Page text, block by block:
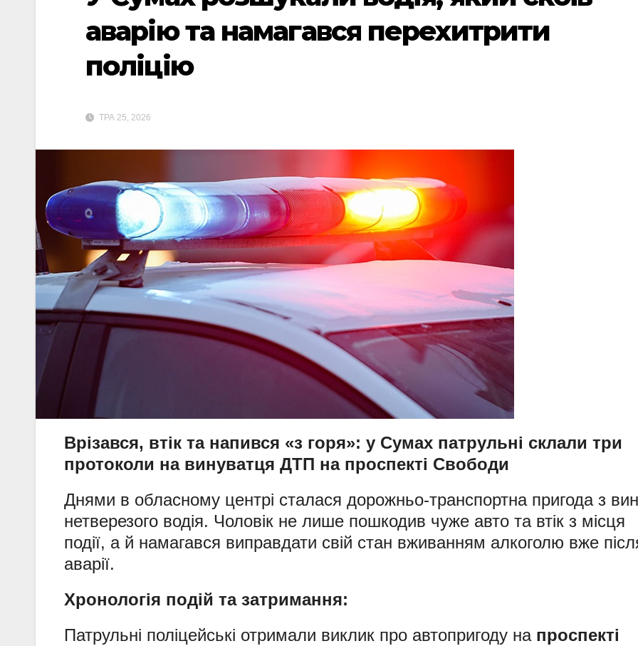
аварію та намагався перехитрити
поліцію
ТРА 25, 2026
Врізався, втік та напився «з горя»: у Сумах патрульні склали три
протоколи на винуватця ДТП на проспекті Свободи
Днями в обласному центрі сталася дорожньо-транспортна пригода з
нетверезого водія. Чоловік не лише пошкодив чуже авто та втік з місця
події, а й намагався виправдати свій стан вживанням алкоголю вже
аварії.
Хронологія подій та затримання:
Патрульні поліцейські отримали виклик про автопригоду на проспекті